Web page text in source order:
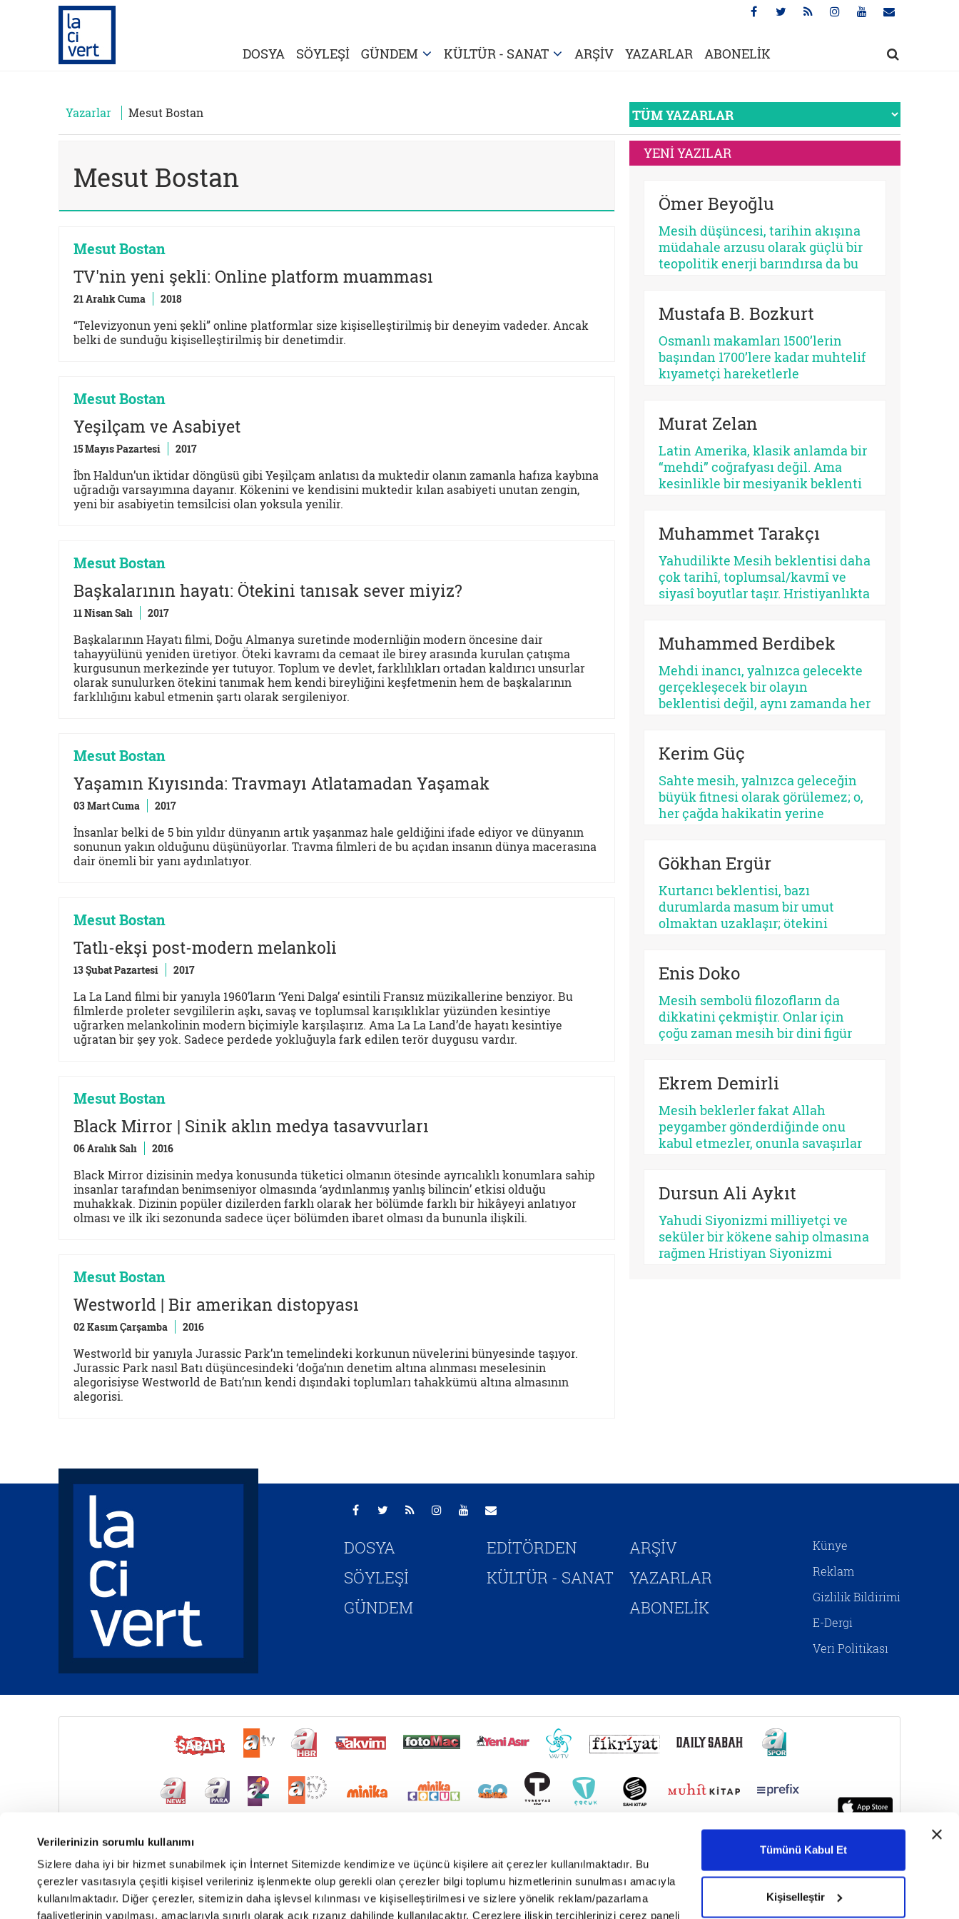
Verilerinizin sorumlu kullanımı
Sizlere daha iyi bir hizmet sunabilmek için İnternet Sitemizde kendimize ve üçüncü kişilere ait çerezler kullanılmaktadır. Bu
çerezler vasıtasıyla çeşitli kişisel verileriniz işlenmekte olup gerekli olan çerezler bilgi toplumu hizmetlerinin sunulması amacıyla
kullanılmaktadır. Diğer çerezler, sitemizin daha işlevsel kılınması ve kişiselleştirilmesi ve sizlere yönelik reklam/pazarlama
faaliyetlerinin yapılması, amaçlarıyla sınırlı olarak açık rızanız dahilinde kullanılacaktır. Çerezlere ilişkin tercihlerinizi çerez paneli
Tümünü Kabul Et
Kişiselleştir
DOSYA SÖYLEŞİ GÜNDEM KÜLTÜR - SANAT ARŞİV YAZARLAR ABONELİK
Yazarlar Mesut Bostan
Mesut Bostan
Mesut Bostan
TV'nin yeni şekli: Online platform muamması
21 Aralık Cuma 2018
“Televizyonun yeni şekli” online platformlar size kişiselleştirilmiş bir deneyim vadeder. Ancak
belki de sunduğu kişiselleştirilmiş bir denetimdir.
Mesut Bostan
Yeşilçam ve Asabiyet
15 Mayıs Pazartesi 2017
İbn Haldun’un iktidar döngüsü gibi Yeşilçam anlatısı da muktedir olanın zamanla hafıza kaybına
uğradığı varsayımına dayanır. Kökenini ve kendisini muktedir kılan asabiyeti unutan zengin,
yeni bir asabiyetin temsilcisi olan yoksula yenilir.
Mesut Bostan
Başkalarının hayatı: Ötekini tanısak sever miyiz?
11 Nisan Salı 2017
Başkalarının Hayatı filmi, Doğu Almanya suretinde modernliğin modern öncesine dair
tahayyülünü yeniden üretiyor. Öteki kavramı da cemaat ile birey arasında kurulan çatışma
kurgusunun merkezinde yer tutuyor. Toplum ve devlet, farklılıkları ortadan kaldırıcı unsurlar
olarak sunulurken ötekini tanımak hem kendi bireyliğini keşfetmenin hem de başkalarının
farklılığını kabul etmenin şartı olarak sergileniyor.
Mesut Bostan
Yaşamın Kıyısında: Travmayı Atlatamadan Yaşamak
03 Mart Cuma 2017
İnsanlar belki de 5 bin yıldır dünyanın artık yaşanmaz hale geldiğini ifade ediyor ve dünyanın
sonunun yakın olduğunu düşünüyorlar. Travma filmleri de bu açıdan insanın dünya macerasına
dair önemli bir yanı aydınlatıyor.
Mesut Bostan
Tatlı-ekşi post-modern melankoli
13 Şubat Pazartesi 2017
La La Land filmi bir yanıyla 1960’ların ‘Yeni Dalga’ esintili Fransız müzikallerine benziyor. Bu
filmlerde proleter sevgililerin aşkı, savaş ve toplumsal karışıklıklar yüzünden kesintiye
uğrarken melankolinin modern biçimiyle karşılaşırız. Ama La La Land’de hayatı kesintiye
uğratan bir şey yok. Sadece perdede yokluğuyla fark edilen terör duygusu vardır.
Mesut Bostan
Black Mirror | Sinik aklın medya tasavvurları
06 Aralık Salı 2016
Black Mirror dizisinin medya konusunda tüketici olmanın ötesinde ayrıcalıklı konumlara sahip
insanlar tarafından benimseniyor olmasında ‘aydınlanmış yanlış bilincin’ etkisi olduğu
muhakkak. Dizinin popüler dizilerden farklı olarak her bölümde farklı bir hikâyeyi anlatıyor
olması ve ilk iki sezonunda sadece üçer bölümden ibaret olması da bununla ilişkili.
Mesut Bostan
Westworld | Bir amerikan distopyası
02 Kasım Çarşamba 2016
Westworld bir yanıyla Jurassic Park’ın temelindeki korkunun nüvelerini bünyesinde taşıyor.
Jurassic Park nasıl Batı düşüncesindeki ‘doğa’nın denetim altına alınması meselesinin
alegorisiyse Westworld de Batı’nın kendi dışındaki toplumları tahakkümü altına almasının
alegorisi.
YENİ YAZILAR
Ömer Beyoğlu
Mesih düşüncesi, tarihin akışına
müdahale arzusu olarak güçlü bir
teopolitik enerji barındırsa da bu
toplumsal bir çürümeyi ve
Dünyayı bir bekleme odasına
çeviren her tasavvur, şimdiyi ve
insan iradesini değersizleştirir.
Mustafa B. Bozkurt
Osmanlı makamları 1500’lerin
başından 1700’lere kadar muhtelif
kıyametçi hareketlerle
başarmıştır. Bu devrin, özellikle
devri olması tesadüf değildir.
Siyasi krizler kıyametçi
beklentileri tetiklemektedir.
Murat Zelan
Latin Amerika, klasik anlamda bir
“mehdi” coğrafyası değil. Ama
kesinlikle bir mesiyanik beklenti
beklemez, çoğu zaman kendi
yarasına benzeyen bir yüz arar. Bu
yüzden kıtanın azizleri
kusurludur, öfkelidir, bazen
günahkârdır, bazen başarısızdır.
Muhammet Tarakçı
Yahudilikte Mesih beklentisi daha
çok tarihî, toplumsal/kavmî ve
siyasî boyutlar taşır. Hristiyanlıkta
ilişkilendirilir. Yahudilikte Mesih
ikbali ve istikbali ile ilgili iken,
Hristiyanlıkta Mesih’in misyonu
bütün insanlığa yöneliktir.
Muhammed Berdibek
Mehdi inancı, yalnızca gelecekte
gerçekleşecek bir olayın
beklentisi değil, aynı zamanda her
konumlandırılan bir düşünsel
merkez olarak Şiî geleneğin en
belirleyici unsurlarından biri
olmayı sürdürmektedir.
Kerim Güç
Sahte mesih, yalnızca geleceğin
büyük fitnesi olarak görülemez; o,
her çağda hakikatin yerine
sistemdir, kimi zaman bir şahıs,
kimi zaman bir kült, kimi zaman
da insanın kendi benliğidir. Biri
kalabalıkları yutar, diğeri kalbi.
Fakat ikisinin de kaynağı aynıdır:
Gökhan Ergür
Kurtarıcı beklentisi, bazı
durumlarda masum bir umut
olmaktan uzaklaşır; ötekini
açıdan bakıldığında, her kurtarıcı
işlemez. Bazısı insanı
olgunlaştırır, bazısı sertleştirir.
Bazısı dayanıklılık üretir, bazısı
Enis Doko
Mesih sembolü filozofların da
dikkatini çekmiştir. Onlar için
çoğu zaman mesih bir dini figür
olarak düşünürken, kimileri onun
ideolojilerde yaşamaya devam
ettiğini savunur.
Ekrem Demirli
Mesih beklerler fakat Allah
peygamber gönderdiğinde onu
kabul etmezler, onunla savaşırlar
ayak sürürler. Günümüz için de
bunu düşünmek mümkündür:
Beklediklerini iddia ettikleri
kurtarıcı gelse onu da
tanımayacaklardır.
Dursun Ali Aykıt
Yahudi Siyonizmi milliyetçi ve
seküler bir kökene sahip olmasına
rağmen Hristiyan Siyonizmi
DOSYA
SÖYLEŞİ
GÜNDEM
EDİTÖRDEN
KÜLTÜR - SANAT
ARŞİV
YAZARLAR
ABONELİK
Künye
Reklam
Gizlilik Bildirimi
E-Dergi
Veri Politikası